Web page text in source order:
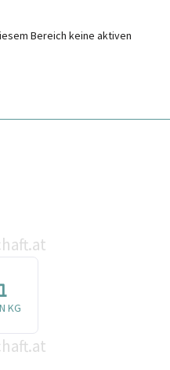
Bereich keine aktiven
KG